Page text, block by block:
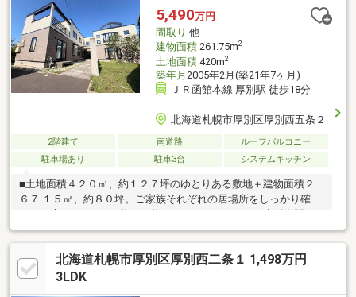
5,490万円
間取り 他
建物面積261.75m2
土地面積420m2
築年月 2005年2月(築21年7ヶ月)
ＪＲ函館本線 厚別駅 徒歩18分
北海道札幌市厚別区厚別西五条２
2階建て 南道路
ルーフバルコニー
駐車場あり
駐車3台 システムキッチン
■土地面積４２０㎡、約１２７坪のゆとりある敷地＋建物面積２
６７.１５㎡、約８０坪。ご家族それぞれの居場所をしっかり確保
備え、二世帯での暮らしにも対応しやすい間取り。■浴室は１階
に１６１６サイズ、２階には洗い場の広い１６２０サイズを配
置。生活時間が異なるご家族にも便利な水回り設計。■トイレを
３か所設置。大家族や来客時にも混み合いにくく、朝の身支度も
北海道札幌市厚別区厚別西二条１ 1,498万円
3LDK